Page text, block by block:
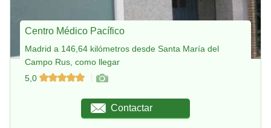
Centro Médico Pacífico
Madrid a 146,64 kilómetros desde Santa María del
Campo Rus, como llegar
5,0
Contactar